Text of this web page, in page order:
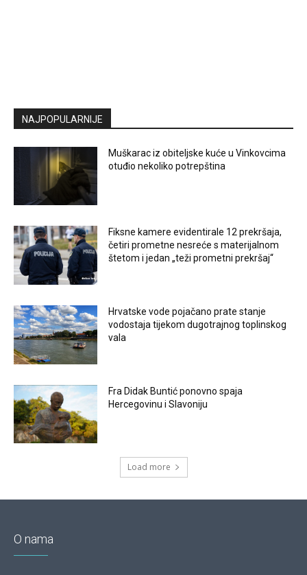
NAJPOPULARNIJE
Muškarac iz obiteljske kuće u Vinkovcima
otuđio nekoliko potrepština
Fiksne kamere evidentirale 12 prekršaja,
četiri prometne nesreće s materijalnom
štetom i jedan „teži prometni prekršaj“
Hrvatske vode pojačano prate stanje
vodostaja tijekom dugotrajnog toplinskog
vala
Fra Didak Buntić ponovno spaja
Hercegovinu i Slavoniju
Load more
O nama